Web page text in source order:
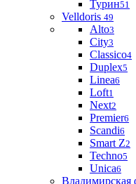
Турин51
Velldoris 49
Alto3
City3
Classico4
Duplex5
Linea6
Loft1
Next2
Premier6
Scandi6
Smart Z2
Techno5
Unica6
Владимирская